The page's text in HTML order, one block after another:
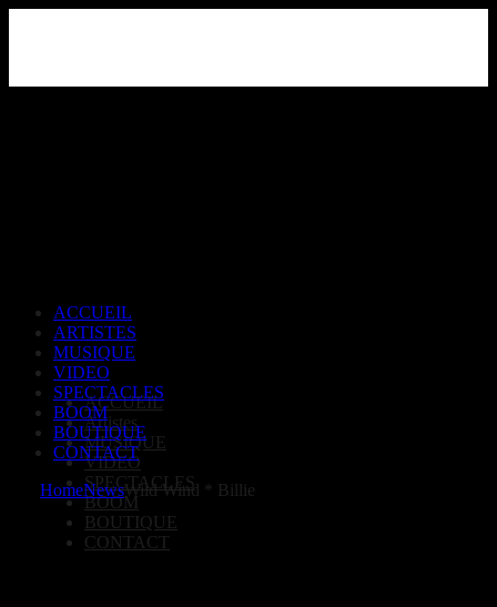
ACCUEIL
Artistes
MUSIQUE
VIDEO
SPECTACLES
BOOM
BOUTIQUE
CONTACT
ACCUEIL
ARTISTES
MUSIQUE
VIDEO
SPECTACLES
BOOM
BOUTIQUE
CONTACT
HomeNewsWild Wind * Billie